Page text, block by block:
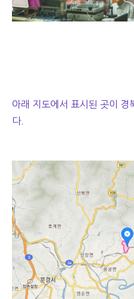
아래 지도에서 표시된 곳이 경
다.